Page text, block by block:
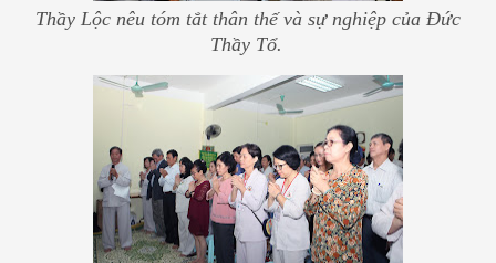
Thầy Lộc nêu tóm tắt thân thế và sự nghiệp của Đức
Thầy Tổ.